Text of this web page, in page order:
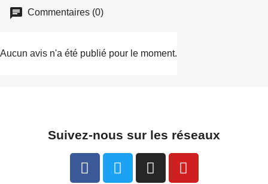
Commentaires (0)
Aucun avis n'a été publié pour le moment.
Suivez-nous sur les réseaux